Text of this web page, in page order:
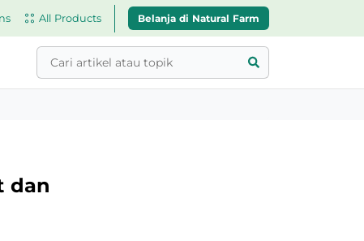
All Products Belanja di Natural Farm
dan